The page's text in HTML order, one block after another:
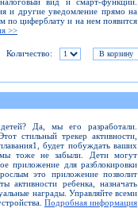
и другие уведомление прямо на
по циферблату и на нем появится
>>
Количество:
Да, мы его разработали.
стильный трекер активности,
будет побуждать ваших
тоже не забыли. Дети могут
приложение для разблокировки
это приложение позволит
активности ребенка, назначать
награды. Управляйте всеми
Подробная информация